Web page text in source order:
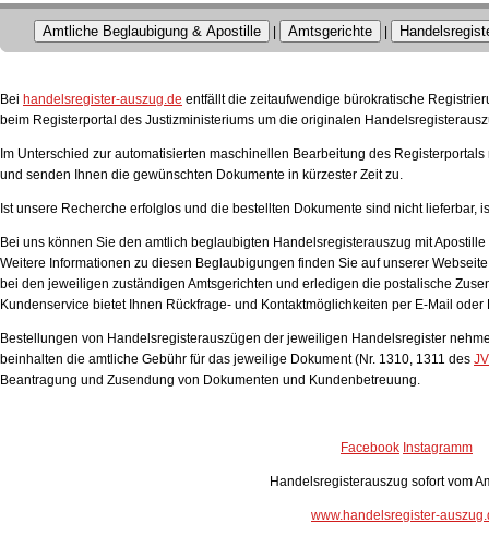
Amtliche Beglaubigung & Apostille Amtsgerichte
Bei handelsregister-auszug.de entfällt die zeitaufwendige bürokratische
beim Registerportal des Justizministeriums um die originalen
Im Unterschied zur automatisierten maschinellen Bearbeitung des
und senden Ihnen die gewünschten Dokumente in kürzester Zeit zu.
Ist unsere Recherche erfolglos und die bestellten Dokumente sind nicht lieferbar,
Bei uns können Sie den amtlich beglaubigten Handelsregisterauszug mit
Weitere Informationen zu diesen Beglaubigungen finden Sie auf unserer
bei den jeweiligen zuständigen Amtsgerichten und erledigen die postalische
Kundenservice bietet Ihnen Rückfrage- und Kontaktmöglichkeiten per E-Mail oder
Bestellungen von Handelsregisterauszügen der jeweiligen Handelsregister
beinhalten die amtliche Gebühr für das jeweilige Dokument (Nr. 1310, 1311 des
Beantragung und Zusendung von Dokumenten und Kundenbetreuung.
Facebook Instagramm
Handelsregisterauszug sofort vom
www.handelsregister-